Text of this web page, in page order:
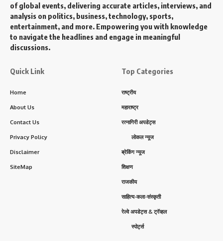
of global events, delivering accurate articles, interviews, and
analysis on politics, business, technology, sports,
entertainment, and more. Empowering you with knowledge
to navigate the headlines and engage in meaningful
discussions.
Quick Link
Home
About Us
Contact Us
Privacy Policy
Disclaimer
SiteMap
Top Categories
राष्ट्रीय
महाराष्ट्र
रत्नागिरी अपडेट्स
लोकल न्यूज
ब्रेकिंग न्यूज
शिक्षण
राजकीय
साहित्य-कला-संस्कृती
रेल्वे अपडेट्स & ट्रॅव्हल
स्पोर्ट्स